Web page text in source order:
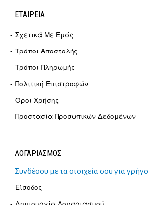
ΕΤΑΙΡΕΊΑ
Σχετικά Με Εμάς
Τρόποι Αποστολής
Τρόποι Πληρωμής
Πολιτική Επιστροφών
Όροι Χρήσης
Προστασία Προσωπικών Δεδομένων
ΛΟΓΑΡΙΑΣΜΟΣ
Συνδέσου με τα στοιχεία σου για
Είσοδος